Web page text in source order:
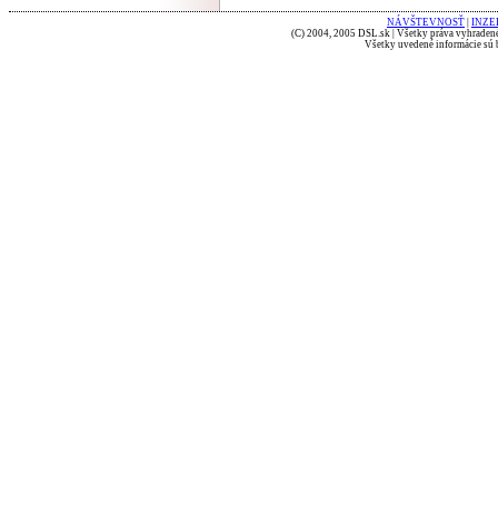
NÁVŠTEVNOSŤ
(C) 2004, 2005 DSL.sk | Všetky práva
Všetky uvedené informácie sú